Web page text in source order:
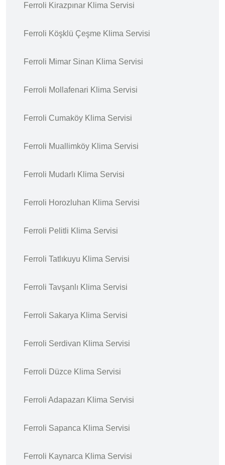
Ferroli Kirazpınar Klima Servisi
Ferroli Köşklü Çeşme Klima Servisi
Ferroli Mimar Sinan Klima Servisi
Ferroli Mollafenari Klima Servisi
Ferroli Cumaköy Klima Servisi
Ferroli Muallimköy Klima Servisi
Ferroli Mudarlı Klima Servisi
Ferroli Horozluhan Klima Servisi
Ferroli Pelitli Klima Servisi
Ferroli Tatlıkuyu Klima Servisi
Ferroli Tavşanlı Klima Servisi
Ferroli Sakarya Klima Servisi
Ferroli Serdivan Klima Servisi
Ferroli Düzce Klima Servisi
Ferroli Adapazarı Klima Servisi
Ferroli Sapanca Klima Servisi
Ferroli Kaynarca Klima Servisi